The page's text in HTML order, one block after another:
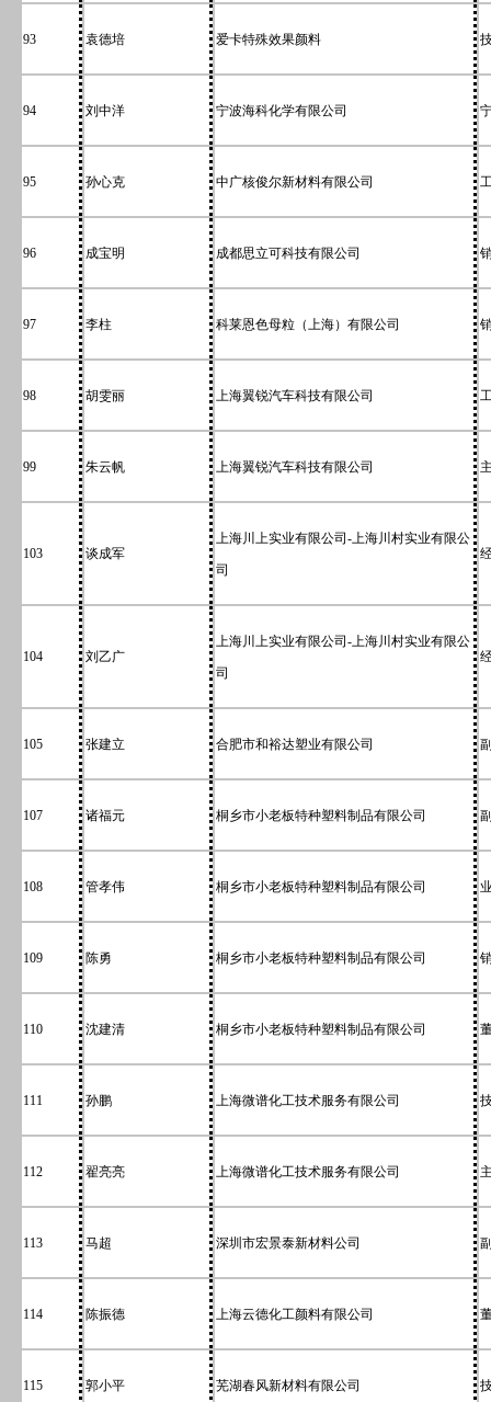
93 袁德培 爱卡特殊效果颜料
94 刘中洋 宁波海科化学有限公司
95 孙心克 中广核俊尔新材料有限公司
96 成宝明 成都思立可科技有限公司
97 李柱 科莱恩色母粒（上海）有限公司
98 胡雯丽 上海翼锐汽车科技有限公司
99 朱云帆 上海翼锐汽车科技有限公司
103 谈成军
上海川上实业有限公司-上海川村实业有限公
司
104 刘乙广
上海川上实业有限公司-上海川村实业有限公
司
105 张建立 合肥市和裕达塑业有限公司
107 诸福元 桐乡市小老板特种塑料制品有限公司
108 管孝伟 桐乡市小老板特种塑料制品有限公司
109 陈勇 桐乡市小老板特种塑料制品有限公司
110 沈建清 桐乡市小老板特种塑料制品有限公司
111 孙鹏 上海微谱化工技术服务有限公司
112 翟亮亮 上海微谱化工技术服务有限公司
113 马超 深圳市宏景泰新材料公司
114 陈振德 上海云德化工颜料有限公司
115 郭小平 芜湖春风新材料有限公司